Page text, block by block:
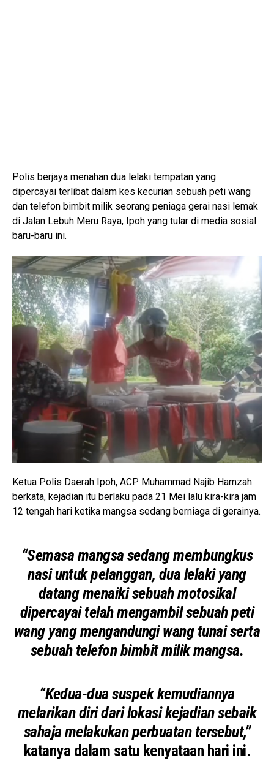
Polis berjaya menahan dua lelaki tempatan yang
dipercayai terlibat dalam kes kecurian sebuah peti wang
dan telefon bimbit milik seorang peniaga gerai nasi lemak
di Jalan Lebuh Meru Raya, Ipoh yang tular di media sosial
baru-baru ini.
Ketua Polis Daerah Ipoh, ACP Muhammad Najib Hamzah
berkata, kejadian itu berlaku pada 21 Mei lalu kira-kira jam
12 tengah hari ketika mangsa sedang berniaga di gerainya.
“Semasa mangsa sedang membungkus
nasi untuk pelanggan, dua lelaki yang
datang menaiki sebuah motosikal
dipercayai telah mengambil sebuah peti
wang yang mengandungi wang tunai serta
sebuah telefon bimbit milik mangsa.
“Kedua-dua suspek kemudiannya
melarikan diri dari lokasi kejadian sebaik
sahaja melakukan perbuatan tersebut,”
katanya dalam satu kenyataan hari ini.